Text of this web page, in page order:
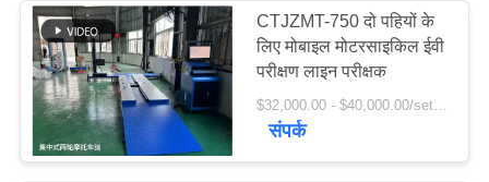
गुणवत्ता
नियंत्रण
हमसे
संपर्क
एक्सल व्हील लोड टेस्टर
CTJZMT-750 दो पहियों के
लिए मोबाइल मोटरसाइकिल ईवी
परीक्षण लाइन परीक्षक
$32,000.00 - $40,000.00/sets MOQ:1 unit
संपर्क